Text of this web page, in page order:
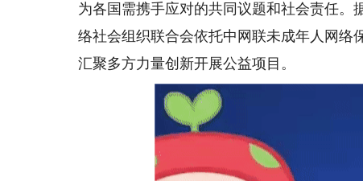
为各国需携手应对的共同议题和社会责任。
络社会组织联合会依托中网联未成年人网络
汇聚多方力量创新开展公益项目。